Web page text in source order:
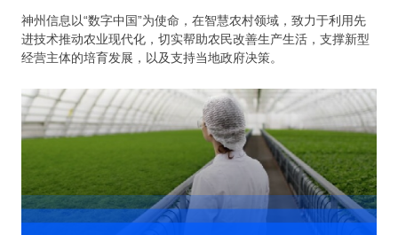
神州信息以“数字中国”为使命，在智慧农村领域，致力于利用先
进技术推动农业现代化，切实帮助农民改善生产生活，支撑新型
经营主体的培育发展，以及支持当地政府决策。